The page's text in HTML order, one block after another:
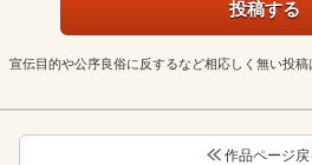
宣伝目的や公序良俗に反するなど相応しく無い投稿
作品ページ戻